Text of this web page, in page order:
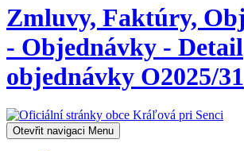
Zmluvy, Faktúry,
- Objednávky - Detail
objednávky O2025/31
Otevřit navigaci Menu